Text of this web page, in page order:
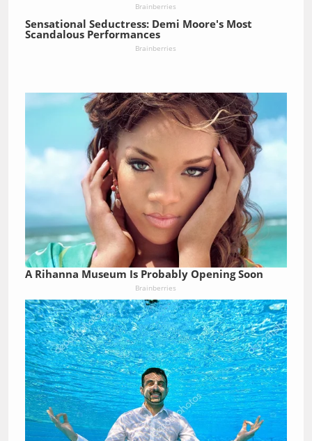
Brainberries
Sensational Seductress: Demi Moore's Most
Scandalous Performances
Brainberries
A Rihanna Museum Is Probably Opening Soon
Brainberries